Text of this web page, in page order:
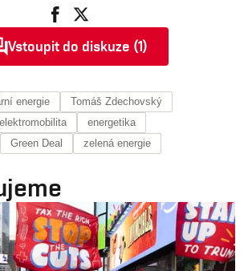
Vstoupit do diskuze (1)
energie
Tomáš Zdechovský
elektromobilita
energetika
Green Deal zelená energie